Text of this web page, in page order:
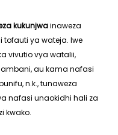
kukunjwainaweza
ya wateja. Iwe
vivutio vya watalii,
au kama nafasi
n.k., tunaweza
nafasi unaokidhi hali za
kwako.